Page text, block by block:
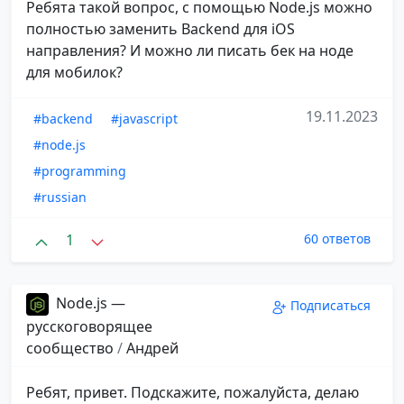
Ребята такой вопрос, с помощью Node.js можно
полностью заменить Backend для iOS
направления? И можно ли писать бек на ноде
для мобилок?
#backend
#javascript
#node.js
#programming
#russian
19.11.2023
1 60 ответов
Node.js —
русскоговорящее
сообщество /Андрей
Подписаться
Ребят, привет. Подскажите, пожалуйста, делаю